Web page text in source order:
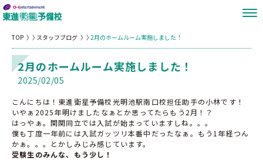
TOP スタッフブログ 2月のホームルーム実施しました！
2月のホームルーム実施しました！
2025/02/05
こんにちは！東進衛星予備校光明池駅南口校担任助手の小林です！
いやぁ2025年明けましたなぁとか思ってたらもう2月！？
はっやぁ。関関同立では入試が始まっていますしね。。。
僕も丁度一年前には入試ガッツリ本番中だったなぁ。もう1年経つん
かぁ。。。とかしみじみ感じています。
受験生のみんな、もう少し！